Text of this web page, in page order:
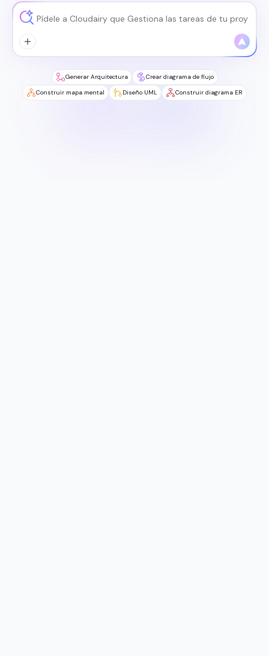
Generar Arquitectura
Crear diagrama de flujo
Construir mapa mental
Diseño UML Construir diagrama ER